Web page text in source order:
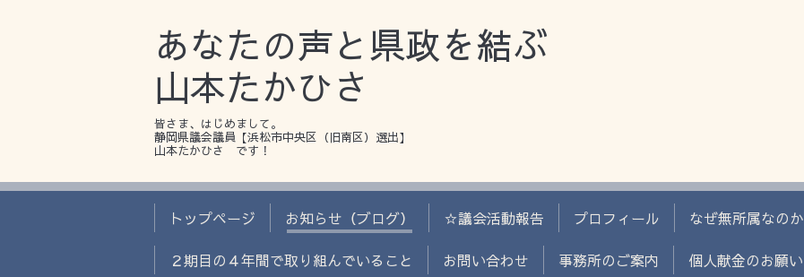
あなたの声と県政を結ぶ
山本たかひさ
皆さま、はじめまして。
静岡県議会議員【浜松市中央区（旧南区）選出】
山本たかひさ です！
トップページ お知らせ（ブログ） ☆議会活動報告 プロフィール なぜ無所属なのか
２期目の４年間で取り組んでいること お問い合わせ 事務所のご案内 個人献金のお願い